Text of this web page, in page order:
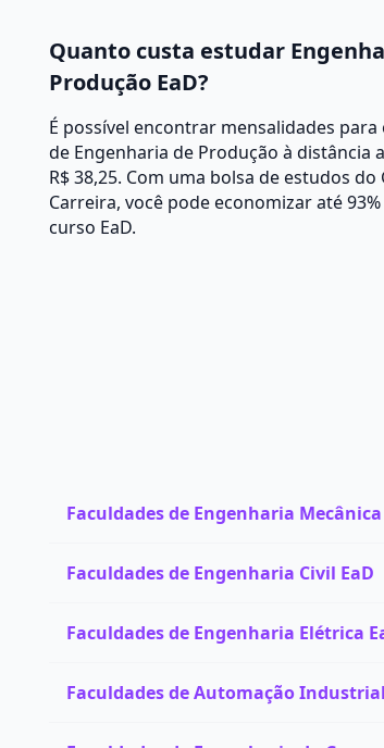
Quanto custa estudar
Produção EaD?
É possível encontrar mensalidades para
de Engenharia de Produção à distância
R$ 38,25. Com uma bolsa de estudos do
Carreira, você pode economizar até
curso EaD.
Faculdades de Engenharia Mecânica
Faculdades de Engenharia Civil EaD
Faculdades de Engenharia Elétrica
Faculdades de Automação